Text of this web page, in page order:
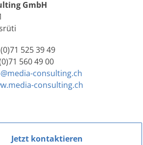
GmbH
525 39 49
560 49 00
consulting.ch
consulting.ch
Jetzt kontaktieren